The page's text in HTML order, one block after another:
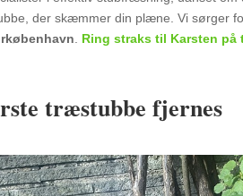
der skæmmer din plæne. Vi sørger
Ring straks til Karsten på
træstubbe fjernes